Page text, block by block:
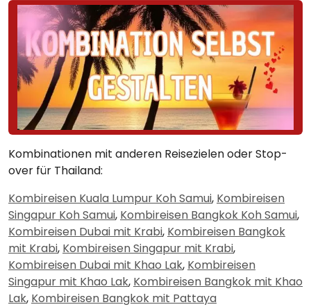
Kombinationen mit anderen Reisezielen oder Stop-
over für Thailand:
Kombireisen Kuala Lumpur Koh Samui, Kombireisen
Singapur Koh Samui, Kombireisen Bangkok Koh Samui,
Kombireisen Dubai mit Krabi, Kombireisen Bangkok
mit Krabi, Kombireisen Singapur mit Krabi,
Kombireisen Dubai mit Khao Lak, Kombireisen
Singapur mit Khao Lak, Kombireisen Bangkok mit Khao
Lak, Kombireisen Bangkok mit Pattaya